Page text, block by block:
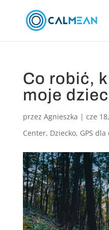
Co robić,
moje
przez Agnieszka | cze
Center, Dziecko, GPS dla